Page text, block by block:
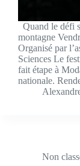
Quand le défi
montagne
Organisé par
Sciences Le
fait étape à
nationale.
Non